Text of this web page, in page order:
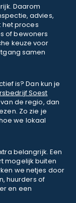
Daarom
advies,
het proces
of bewoners
keuze voor
samen
is? Dan kun je
Soest
de regio, dan
Zo zie je
we lokaal
belangrijk. Een
mogelijk buiten
we netjes door
huurders of
en een